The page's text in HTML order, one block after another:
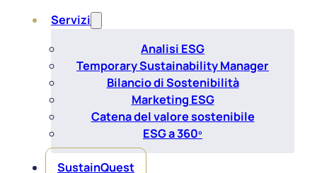
Servizi
Analisi ESG
Temporary Sustainability Manager
Bilancio di Sostenibilità
Marketing ESG
Catena del valore sostenibile
ESG a 360º
SustainQuest